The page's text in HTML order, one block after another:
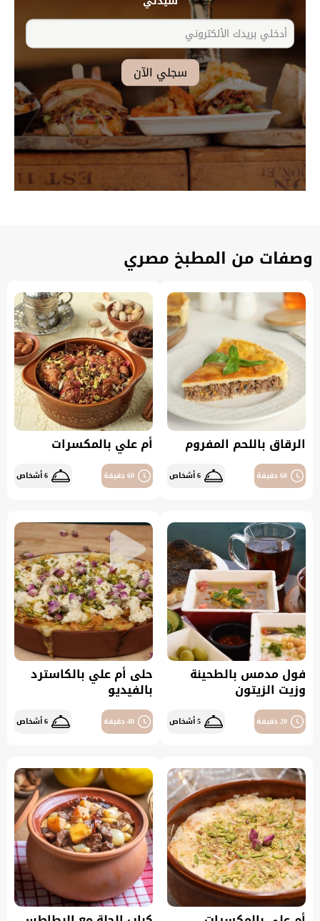
وصفات من المطبخ مصري
الرقاق باللحم المفروم
60 دقيقة 6 أشخاص
أم علي بالمكسرات
60 دقيقة 6 أشخاص
فول مدمس بالطحينة
وزيت الزيتون
20 دقيقة 5 أشخاص
حلى أم علي بالكاسترد
بالفيديو
40 دقيقة 6 أشخاص